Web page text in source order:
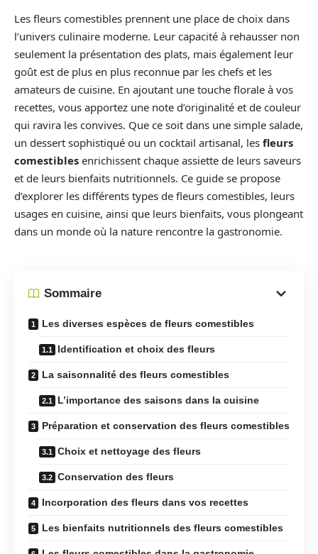
Les fleurs comestibles prennent une place de choix dans
l’univers culinaire moderne. Leur capacité à rehausser non
seulement la présentation des plats, mais également leur
goût est de plus en plus reconnue par les chefs et les
amateurs de cuisine. En ajoutant une touche florale à vos
recettes, vous apportez une note d’originalité et de couleur
qui ravira les convives. Que ce soit dans une simple salade,
un dessert sophistiqué ou un cocktail artisanal, les fleurs
comestibles enrichissent chaque assiette de leurs saveurs
et de leurs bienfaits nutritionnels. Ce guide se propose
d’explorer les différents types de fleurs comestibles, leurs
usages en cuisine, ainsi que leurs bienfaits, vous plongeant
dans un monde où la nature rencontre la gastronomie.
Sommaire
Les diverses espèces de fleurs comestibles
Identification et choix des fleurs
La saisonnalité des fleurs comestibles
L’importance des saisons dans la cuisine
Préparation et conservation des fleurs comestibles
Choix et nettoyage des fleurs
Conservation des fleurs
Incorporation des fleurs dans vos recettes
Les bienfaits nutritionnels des fleurs comestibles